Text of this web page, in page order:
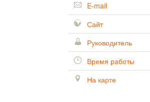
E-mail
Сайт
Руководитель
Время работы
На карте